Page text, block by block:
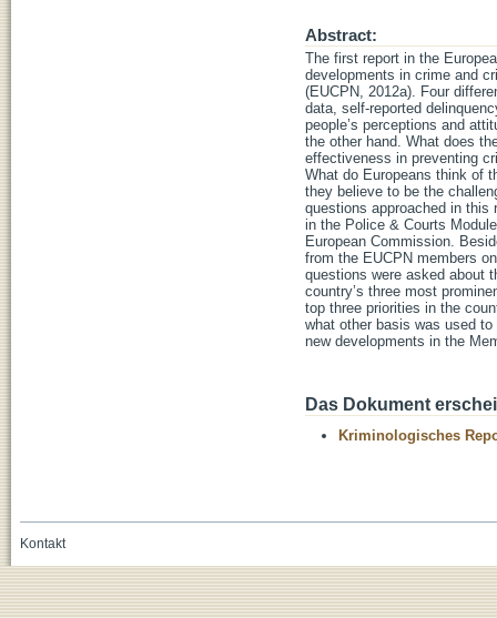
Abstract:
The first report in the
developments in crime and
(EUCPN, 2012a). Four
data, self-reported
people’s perceptions and
the other hand. What does
effectiveness in preventing
What do Europeans think of
they believe to be the
questions approached in this
in the Police & Courts
European Commission.
from the EUCPN members
questions were asked about
country’s three most
top three priorities in the
what other basis was used
new developments in the
Das Dokument
Kriminologisches
Kontakt